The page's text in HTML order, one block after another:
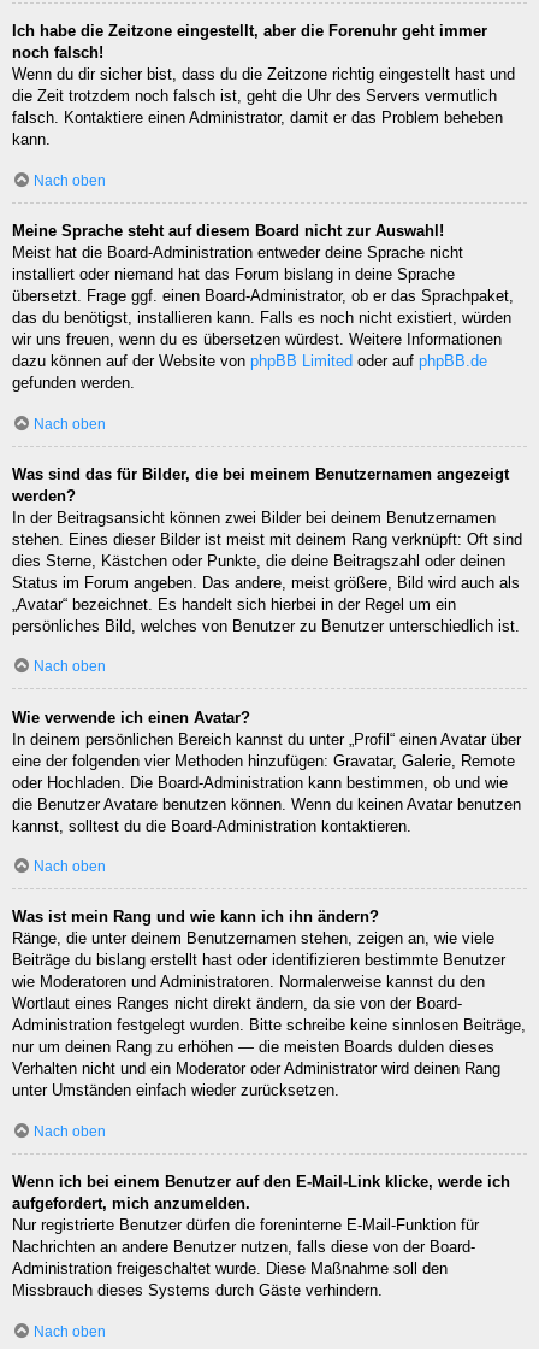
Ich habe die Zeitzone eingestellt, aber die Forenuhr geht immer
noch falsch!
Wenn du dir sicher bist, dass du die Zeitzone richtig eingestellt hast und
die Zeit trotzdem noch falsch ist, geht die Uhr des Servers vermutlich
falsch. Kontaktiere einen Administrator, damit er das Problem beheben
kann.
Nach oben
Meine Sprache steht auf diesem Board nicht zur Auswahl!
Meist hat die Board-Administration entweder deine Sprache nicht
installiert oder niemand hat das Forum bislang in deine Sprache
übersetzt. Frage ggf. einen Board-Administrator, ob er das Sprachpaket,
das du benötigst, installieren kann. Falls es noch nicht existiert, würden
wir uns freuen, wenn du es übersetzen würdest. Weitere Informationen
dazu können auf der Website von phpBB Limited oder auf phpBB.de
gefunden werden.
Nach oben
Was sind das für Bilder, die bei meinem Benutzernamen angezeigt
werden?
In der Beitragsansicht können zwei Bilder bei deinem Benutzernamen
stehen. Eines dieser Bilder ist meist mit deinem Rang verknüpft: Oft sind
dies Sterne, Kästchen oder Punkte, die deine Beitragszahl oder deinen
Status im Forum angeben. Das andere, meist größere, Bild wird auch als
„Avatar“ bezeichnet. Es handelt sich hierbei in der Regel um ein
persönliches Bild, welches von Benutzer zu Benutzer unterschiedlich ist.
Nach oben
Wie verwende ich einen Avatar?
In deinem persönlichen Bereich kannst du unter „Profil“ einen Avatar über
eine der folgenden vier Methoden hinzufügen: Gravatar, Galerie, Remote
oder Hochladen. Die Board-Administration kann bestimmen, ob und wie
die Benutzer Avatare benutzen können. Wenn du keinen Avatar benutzen
kannst, solltest du die Board-Administration kontaktieren.
Nach oben
Was ist mein Rang und wie kann ich ihn ändern?
Ränge, die unter deinem Benutzernamen stehen, zeigen an, wie viele
Beiträge du bislang erstellt hast oder identifizieren bestimmte Benutzer
wie Moderatoren und Administratoren. Normalerweise kannst du den
Wortlaut eines Ranges nicht direkt ändern, da sie von der Board-
Administration festgelegt wurden. Bitte schreibe keine sinnlosen Beiträge,
nur um deinen Rang zu erhöhen — die meisten Boards dulden dieses
Verhalten nicht und ein Moderator oder Administrator wird deinen Rang
unter Umständen einfach wieder zurücksetzen.
Nach oben
Wenn ich bei einem Benutzer auf den E-Mail-Link klicke, werde ich
aufgefordert, mich anzumelden.
Nur registrierte Benutzer dürfen die foreninterne E-Mail-Funktion für
Nachrichten an andere Benutzer nutzen, falls diese von der Board-
Administration freigeschaltet wurde. Diese Maßnahme soll den
Missbrauch dieses Systems durch Gäste verhindern.
Nach oben